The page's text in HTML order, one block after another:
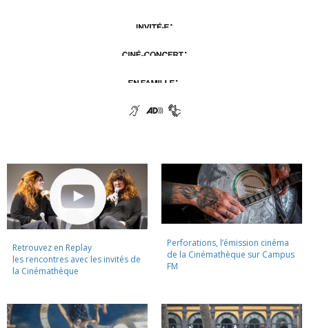
Retrouvez en Replay
les rencontres avec les invités de
la Cinémathèque
Perforations, l’émission cinéma
de la Cinémathèque sur Campus
FM